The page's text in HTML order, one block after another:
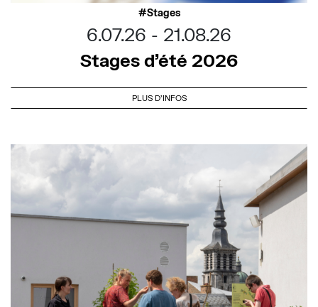
Stages
6.07.26
21.08.26
Stages d’été 2026
PLUS D'INFOS